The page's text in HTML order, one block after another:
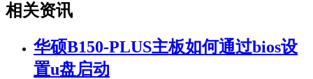
相关资讯
华硕B150-PLUS主板如何通过bios设
置u盘启动